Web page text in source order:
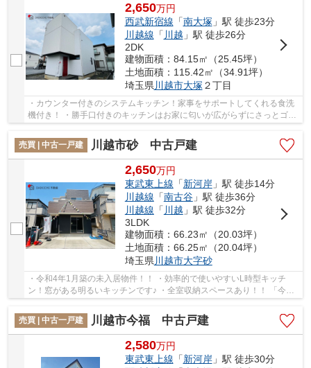
2,650万円
西武新宿線 「南大塚」駅 徒歩23分
川越線 「 川越 」駅 徒歩26分
2DK
建物面積：84.15㎡（25.45坪）
土地面積：115.42㎡（34.91坪）
埼玉県川越市大塚２丁目
・カウンター付きのシステムキッチン！家事をサポートしてくれる食洗
機付き！ ・勝手口付きのキッチンはお家に匂いが広がらずにさっとゴミ
売買 | 中古一戸建
川越市砂 中古戸建
2,650万円
東武東上線 「新河岸」駅 徒歩14分
川越線 「南古谷」駅 徒歩36分
川越線 「 川越 」駅 徒歩32分
3LDK
建物面積：66.23㎡（20.03坪）
土地面積：66.25㎡（20.04坪）
埼玉県 川越市大字砂
・令和4年1月築の未入居物件！！ ・効率的で使いやすいL時型キッチ
ン！窓がある明るいキッチンです♪ ・全室収納スペースあり！！ 「今か
売買 | 中古一戸建
川越市今福 中古戸建
2,580万円
東武東上線 「新河岸」駅 徒歩30分